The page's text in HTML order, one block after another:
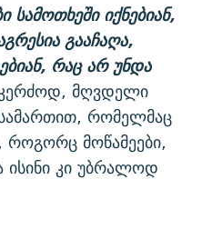
იქნებიან,
გააჩაღა,
რაც არ უნდა
მღვდელი
რომელმაც
როგორც მოწამეები,
ისინი კი უბრალოდ